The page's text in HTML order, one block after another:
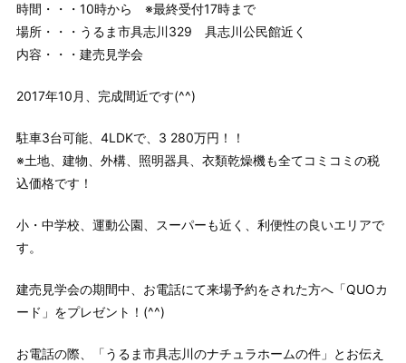
時間・・・10時から ※最終受付17時まで
場所・・・うるま市具志川329 具志川公民館近く
内容・・・建売見学会
2017年10月、完成間近です(^^)
駐車3台可能、4LDKで、3 280万円！！
※土地、建物、外構、照明器具、衣類乾燥機も全てコミコミの税
込価格です！
小・中学校、運動公園、スーパーも近く、利便性の良いエリアで
す。
建売見学会の期間中、お電話にて来場予約をされた方へ「QUOカ
ード」をプレゼント！(^^)
お電話の際、「うるま市具志川のナチュラホームの件」とお伝え